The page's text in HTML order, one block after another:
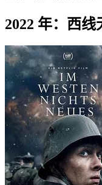
2022 年：西线